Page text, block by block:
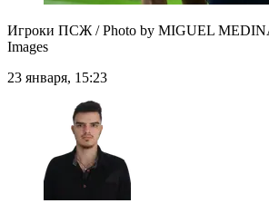
Игроки ПСЖ / Photo by MIGUEL
Images
23 января, 15:23